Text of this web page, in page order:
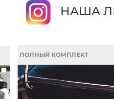
НАША
ПОЛНЫЙ КОМПЛЕКТ